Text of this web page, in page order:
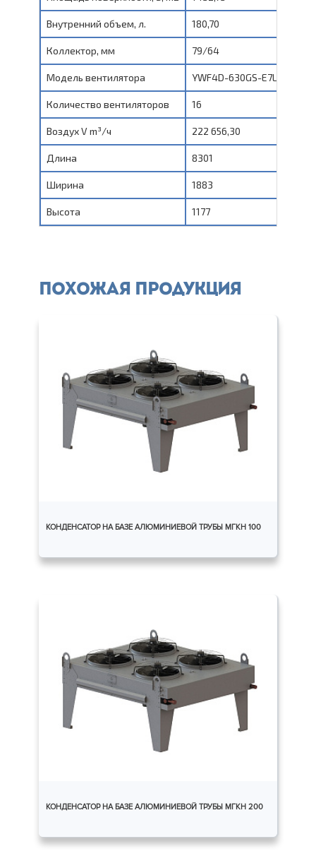
Внутренний объем, л. 180,70
Коллектор, мм 79/64
Модель вентилятора YWF4D-630GS-E7L
Количество вентиляторов 16
Воздух V m³/ч 222 656,30
Длина 8301
Ширина 1883
Высота 1177
Похожая продукция
КОНДЕНСАТОР НА БАЗЕ АЛЮМИНИЕВОЙ ТРУБЫ МГКH 100
КОНДЕНСАТОР НА БАЗЕ АЛЮМИНИЕВОЙ ТРУБЫ МГКH 200